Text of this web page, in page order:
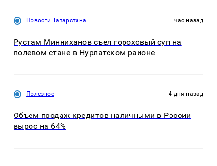
Новости Татарстана час назад
Рустам Минниханов съел гороховый суп на
полевом стане в Нурлатском районе
Полезное 4 дня назад
Объем продаж кредитов наличными в России
вырос на 64%